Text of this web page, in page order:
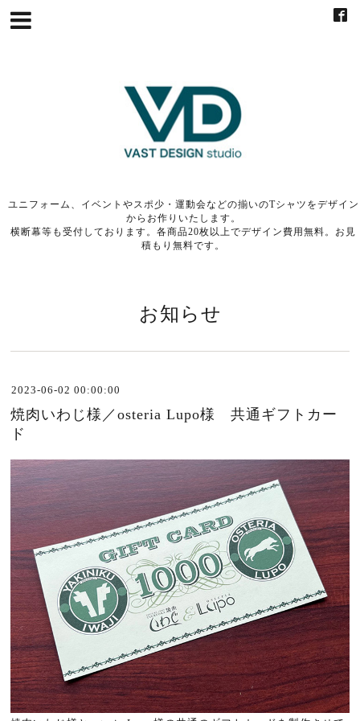
ユニフォーム、イベントやスポ少・運動会などの揃いのTシャツをデザイン
からお作りいたします。
横断幕等も受付しております。各商品20枚以上でデザイン費用無料。お見
積もり無料です。
お知らせ
2023-06-02 00:00:00
焼肉いわじ様／osteria Lupo様 共通ギフトカー
ド